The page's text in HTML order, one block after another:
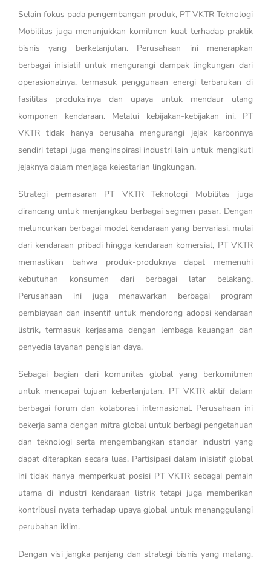
Selain fokus pada pengembangan produk, PT VKTR Teknologi
Mobilitas juga menunjukkan komitmen kuat terhadap praktik
bisnis yang berkelanjutan. Perusahaan ini menerapkan
berbagai inisiatif untuk mengurangi dampak lingkungan dari
operasionalnya, termasuk penggunaan energi terbarukan di
fasilitas produksinya dan upaya untuk mendaur ulang
komponen kendaraan. Melalui kebijakan-kebijakan ini, PT
VKTR tidak hanya berusaha mengurangi jejak karbonnya
sendiri tetapi juga menginspirasi industri lain untuk mengikuti
jejaknya dalam menjaga kelestarian lingkungan.
Strategi pemasaran PT VKTR Teknologi Mobilitas juga
dirancang untuk menjangkau berbagai segmen pasar. Dengan
meluncurkan berbagai model kendaraan yang bervariasi, mulai
dari kendaraan pribadi hingga kendaraan komersial, PT VKTR
memastikan bahwa produk-produknya dapat memenuhi
kebutuhan konsumen dari berbagai latar belakang.
Perusahaan ini juga menawarkan berbagai program
pembiayaan dan insentif untuk mendorong adopsi kendaraan
listrik, termasuk kerjasama dengan lembaga keuangan dan
penyedia layanan pengisian daya.
Sebagai bagian dari komunitas global yang berkomitmen
untuk mencapai tujuan keberlanjutan, PT VKTR aktif dalam
berbagai forum dan kolaborasi internasional. Perusahaan ini
bekerja sama dengan mitra global untuk berbagi pengetahuan
dan teknologi serta mengembangkan standar industri yang
dapat diterapkan secara luas. Partisipasi dalam inisiatif global
ini tidak hanya memperkuat posisi PT VKTR sebagai pemain
utama di industri kendaraan listrik tetapi juga memberikan
kontribusi nyata terhadap upaya global untuk menanggulangi
perubahan iklim.
Dengan visi jangka panjang dan strategi bisnis yang matang,